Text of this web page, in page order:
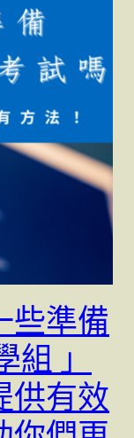
些準備
」
供有效